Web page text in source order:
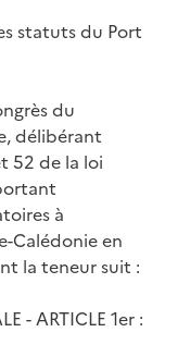
statuts du Port
du
délibérant
52 de la loi
à
Calédonie en
la teneur suit :
- ARTICLE 1er :